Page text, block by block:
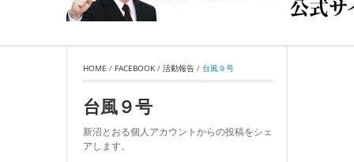
HOME / FACEBOOK / 活動報告 / 台風９号
台風９号
新沼とおる個人アカウントからの投稿をシェ
アします。